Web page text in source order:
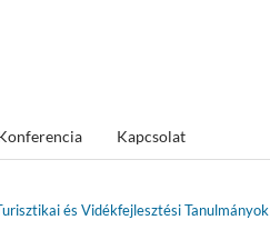
Kapcsolat
és Vidékfejlesztési Tanulmányok